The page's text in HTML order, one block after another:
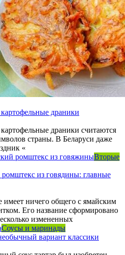
драники
драники считаются
страны. В Беларуси даже
«
Вторые
из говядины: главные
ничего общего с ямайским
Его название сформировано
измененных
Соусы и маринады
вариант классики